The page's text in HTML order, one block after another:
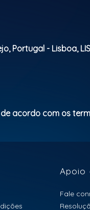
Portugal - Lisboa, LIS
acordo com os
Apoio
Fale